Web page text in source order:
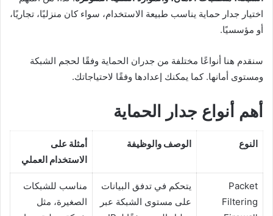
اختيار جدار حماية يناسب طبيعة الاستخدام، سواء كان منزليًا، تجاريًا،
أو مؤسسيًا.
سنقدم هنا أنواعًا مختلفة من جدران الحماية وفقًا لحجم الشبكة
ومستوى أمانها. كما يمكنك إعدادها وفقًا لاحتياجاتك.
أهم أنواع جدار الحماية
النوع الوصف والوظيفة
أمثلة على
الاستخدام العملي
Packet
Filtering
يتحكم في تدفق البيانات
على مستوى الشبكة عبر
مناسب للشبكات
الصغيرة، مثل